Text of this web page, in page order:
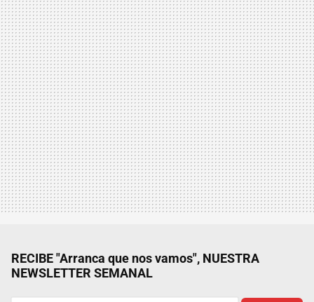
RECIBE "Arranca que nos vamos", NUESTRA
NEWSLETTER SEMANAL